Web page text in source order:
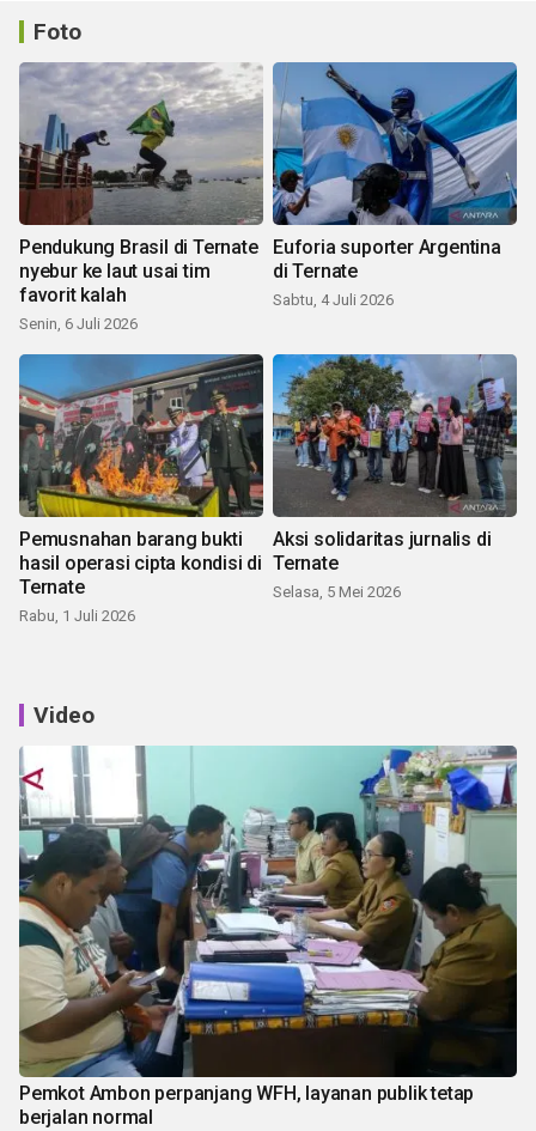
Foto
Pendukung Brasil di Ternate
nyebur ke laut usai tim
favorit kalah
Senin, 6 Juli 2026
Euforia suporter Argentina
di Ternate
Sabtu, 4 Juli 2026
Pemusnahan barang bukti
hasil operasi cipta kondisi di
Ternate
Rabu, 1 Juli 2026
Aksi solidaritas jurnalis di
Ternate
Selasa, 5 Mei 2026
Video
Pemkot Ambon perpanjang WFH, layanan publik tetap
berjalan normal